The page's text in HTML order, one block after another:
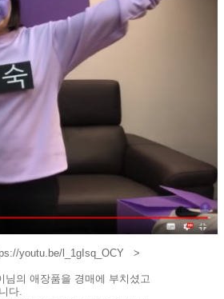
youtu.be/l_1gIsq_OCY >
의 애장품을 경매에 부치셨고
다.